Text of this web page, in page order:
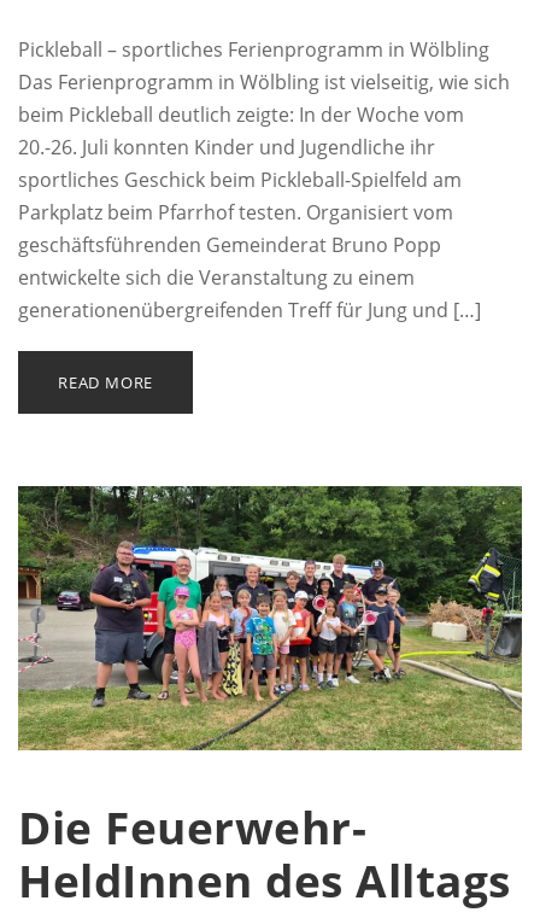
Pickleball – sportliches Ferienprogramm in Wölbling
Das Ferienprogramm in Wölbling ist vielseitig, wie sich
beim Pickleball deutlich zeigte: In der Woche vom
20.-26. Juli konnten Kinder und Jugendliche ihr
sportliches Geschick beim Pickleball-Spielfeld am
Parkplatz beim Pfarrhof testen. Organisiert vom
geschäftsführenden Gemeinderat Bruno Popp
entwickelte sich die Veranstaltung zu einem
generationenübergreifenden Treff für Jung und […]
READ MORE
Die Feuerwehr-
HeldInnen des Alltags